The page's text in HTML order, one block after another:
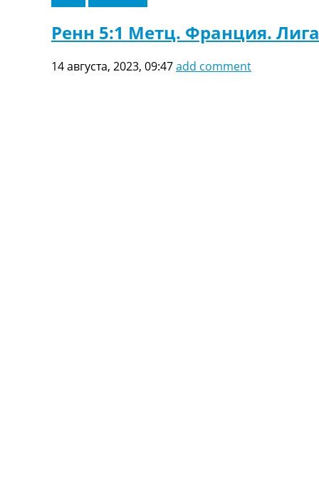
Ренн 5:1 Метц. Франция.
14 августа, 2023, 09:47add comment